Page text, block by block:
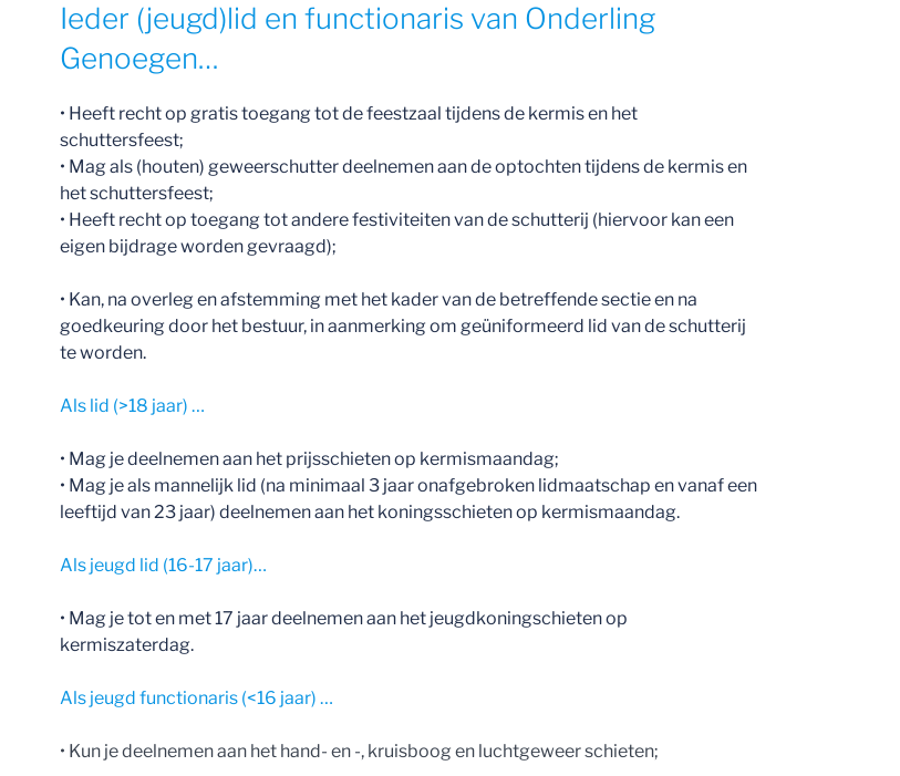
Ieder (jeugd)lid en functionaris van Onderling
Genoegen…
• Heeft recht op gratis toegang tot de feestzaal tijdens de kermis en het
schuttersfeest;
• Mag als (houten) geweerschutter deelnemen aan de optochten tijdens de kermis en
het schuttersfeest;
• Heeft recht op toegang tot andere festiviteiten van de schutterij (hiervoor kan een
eigen bijdrage worden gevraagd);
• Kan, na overleg en afstemming met het kader van de betreffende sectie en na
goedkeuring door het bestuur, in aanmerking om geüniformeerd lid van de schutterij
te worden.
Als lid (>18 jaar) …
• Mag je deelnemen aan het prijsschieten op kermismaandag;
• Mag je als mannelijk lid (na minimaal 3 jaar onafgebroken lidmaatschap en vanaf een
leeftijd van 23 jaar) deelnemen aan het koningsschieten op kermismaandag.
Als jeugd lid (16-17 jaar)…
• Mag je tot en met 17 jaar deelnemen aan het jeugdkoningschieten op
kermiszaterdag.
Als jeugd functionaris (<16 jaar) …
• Kun je deelnemen aan het hand- en -, kruisboog en luchtgeweer schieten;